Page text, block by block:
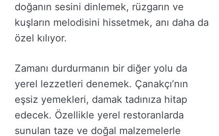
doğanın sesini dinlemek, rüzgarın ve
kuşların melodisini hissetmek, anı daha da
özel kılıyor.
Zamanı durdurmanın bir diğer yolu da
yerel lezzetleri denemek. Çanakçı’nın
eşsiz yemekleri, damak tadınıza hitap
edecek. Özellikle yerel restoranlarda
sunulan taze ve doğal malzemelerle